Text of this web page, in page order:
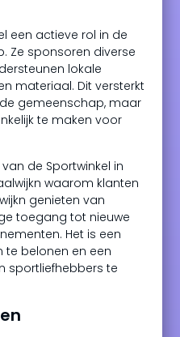
een actieve rol in de
Ze sponsoren diverse
lokale
materiaal. Dit versterkt
gemeenschap, maar
te maken voor
de Sportwinkel in
waarom klanten
genieten van
toegang tot nieuwe
Het is een
te belonen en een
sportliefhebbers te